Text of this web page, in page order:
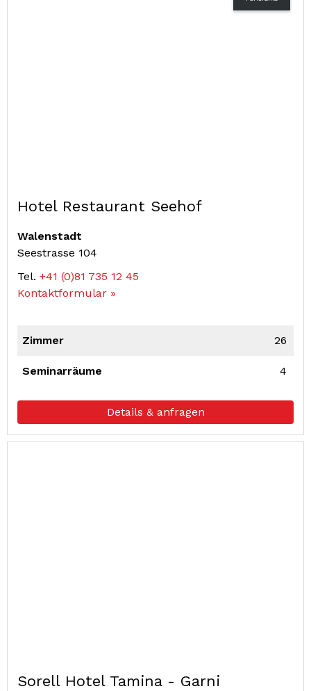
Hotel Restaurant Seehof
Walenstadt
Seestrasse 104
Tel. +41 (0)81 735 12 45
Kontaktformular »
Zimmer 26
Seminarräume 4
Details & anfragen
Sorell Hotel Tamina - Garni